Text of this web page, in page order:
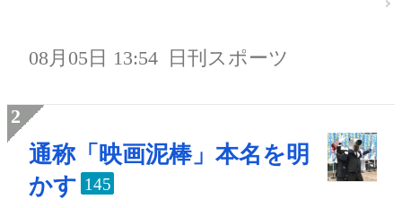
08月05日 13:54 日刊スポーツ
通称「映画泥棒」本名を明
かす 145